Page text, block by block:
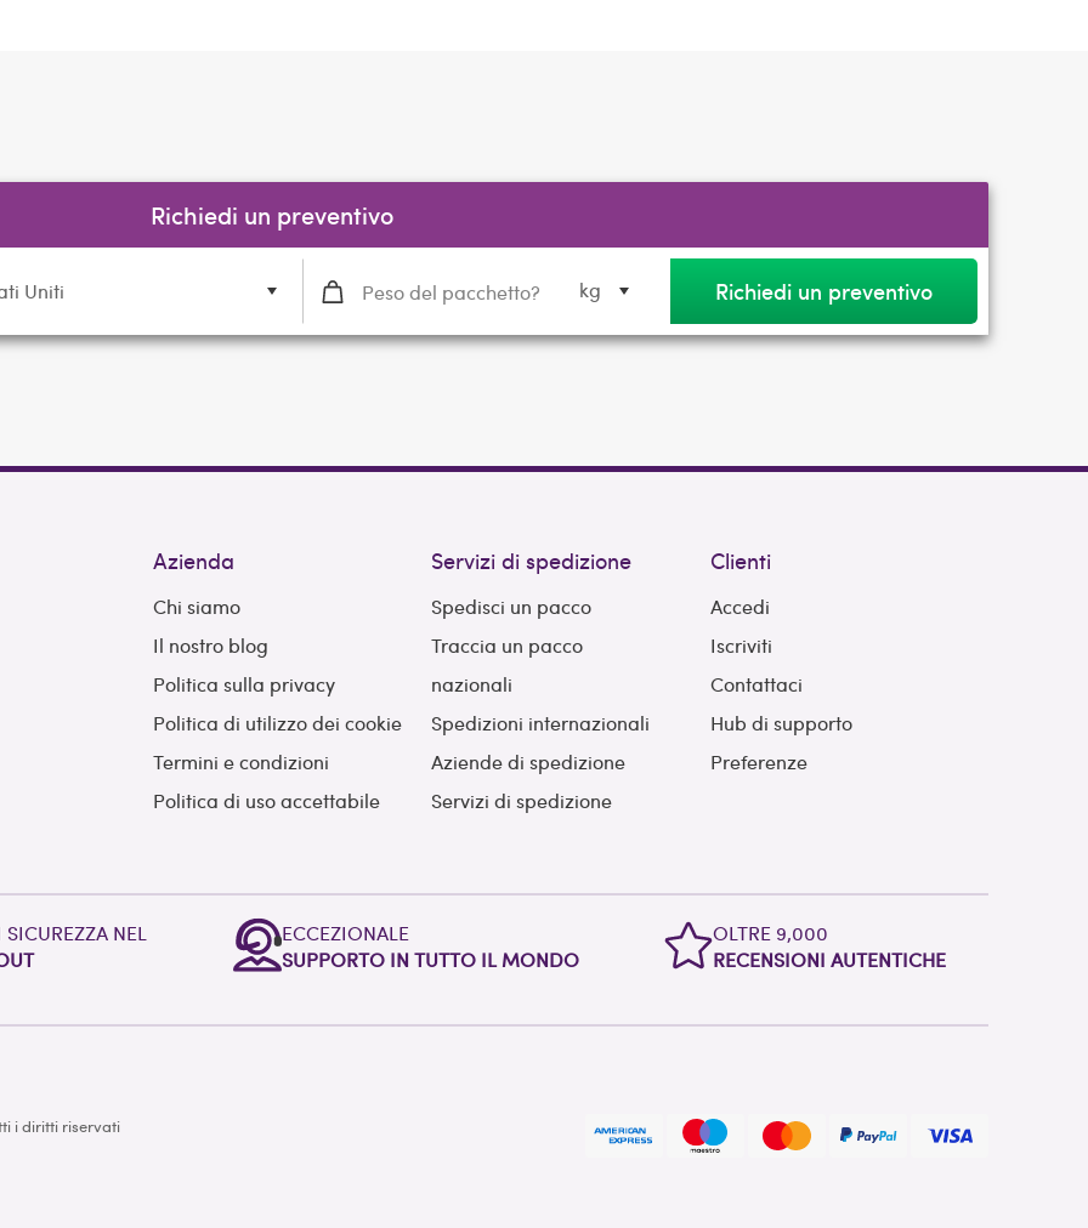
Richiedi un preventivo
Uniti kg Richiedi un preventivo
Azienda
Chi siamo
Il nostro blog
Politica sulla privacy
Politica di utilizzo dei cookie
Termini e condizioni
Politica di uso accettabile
Servizi di spedizione
Spedisci un pacco
Traccia un pacco
nazionali
Spedizioni internazionali
Aziende di spedizione
Servizi di spedizione
Clienti
Accedi
Iscriviti
Contattaci
Hub di supporto
Preferenze
SICUREZZA NEL
ECCEZIONALE
SUPPORTO IN TUTTO IL MONDO
OLTRE 9,000
RECENSIONI AUTENTICHE
i diritti riservati